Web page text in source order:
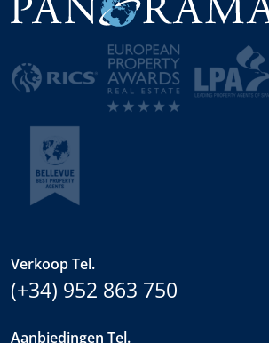
Verkoop Tel.
(+34) 952 863 750
Aanbiedingen Tel.